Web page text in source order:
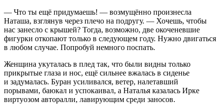
— Что ты ещё придумаешь! — возмущённо произнесла
Наташа, взглянув через плечо на подругу. — Хочешь, чтобы
нас занесло с крышей? Тогда, возможно, две окоченевшие
фигурки откопают только в следующем году. Нужно двигаться
в любом случае. Попробуй немного поспать.
Женщина укуталась в плед так, что были видны только
прикрытые глаза и нос, ещё сильнее вжалась в сиденье
и задумалась. Буран усиливался, ветер, налетавший
порывами, баюкал и успокаивал, а Наталья казалась Ирке
виртуозом авторалли, лавирующим среди заносов.